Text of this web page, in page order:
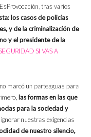
tras varios
los casos de policías
y de la criminalización de
y el presidente de la
SI VAS A
marcó un parteaguas para
las formas en las que
para la sociedad y
nuestras exigencias
de nuestro silencio,